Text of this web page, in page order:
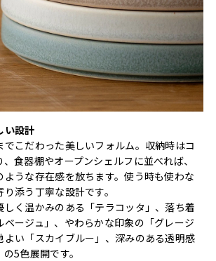
い設計
こだわった美しいフォルム。収納時はコ
食器棚やオープンシェルフに並べれば、
ような存在感を放ちます。使う時も使わな
添う丁寧な設計です。
しく温かみのある「テラコッタ」、落ち着
ベージュ」、やわらかな印象の「グレージ
よい「スカイブルー」、深みのある透明感
5色展開です。